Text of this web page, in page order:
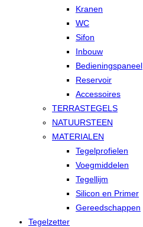
Kranen
WC
Sifon
Inbouw
Bedieningspaneel
Reservoir
Accessoires
TERRASTEGELS
NATUURSTEEN
MATERIALEN
Tegelprofielen
Voegmiddelen
Tegellijm
Silicon en Primer
Gereedschappen
Tegelzetter